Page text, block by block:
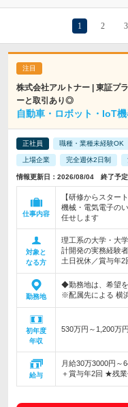
1 2 3
株式会社アルトナー | 東証プ
ーと取引あり◎
自動車・ロボット・IoT
正社員 職種・業種未経験OK
上場企業 完全週休2日制
情報更新日：2026/08/04 終了予
仕事内容
【研修からスター
機械・電気電子の
任せします
対象と
なる方
理工系の大学・大
計開発の実務経験
土日祝休／賞与年2
勤務地
◆勤務地は、希望
※配属先による 横
初年度
年収
530万円～1,200万円
給与
月給30万3000円～
＋賞与年2回 ★残